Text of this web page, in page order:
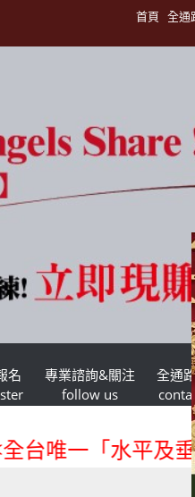
首頁 全通
名
專業諮詢&關注
follow us
全通
台唯一「水平及垂